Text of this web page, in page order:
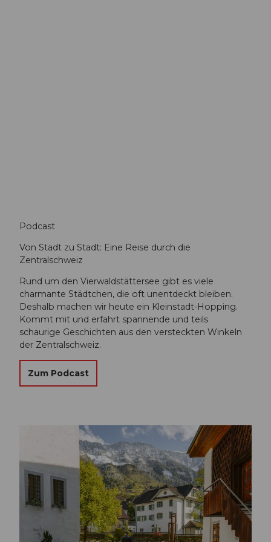
Kleinstadt-Hopping
Gemütlich von einem Städtchen zum nächsten hoppen
Podcast
Von Stadt zu Stadt: Eine Reise durch die
Zentralschweiz
Rund um den Vierwaldstättersee gibt es viele
charmante Städtchen, die oft unentdeckt bleiben.
Deshalb machen wir heute ein Kleinstadt-Hopping.
Kommt mit und erfahrt spannende und teils
schaurige Geschichten aus den versteckten Winkeln
der Zentralschweiz.
Zum Podcast